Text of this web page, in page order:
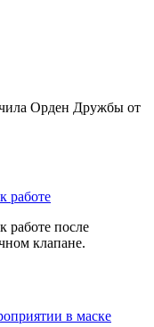
Орден Дружбы от
работе
работе после
клапане.
в маске